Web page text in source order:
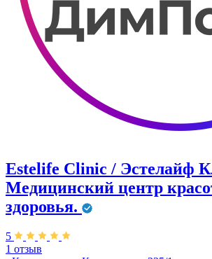
Estelife Clinic / Эстелайф
Медицинский центр
здоровья.
5
1 отзыв